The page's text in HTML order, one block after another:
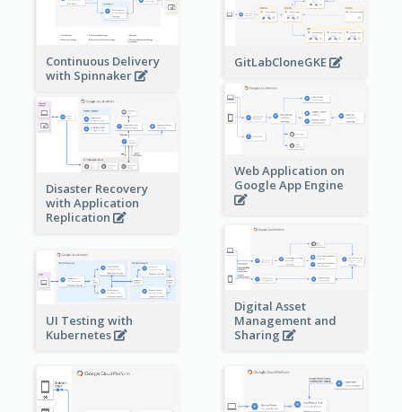
Continuous Delivery
with Spinnaker
GitLabCloneGKE
Web Application on
Google App Engine
Disaster Recovery
with Application
Replication
Digital Asset
Management and
Sharing
UI Testing with
Kubernetes